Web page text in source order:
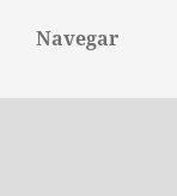
Navegar